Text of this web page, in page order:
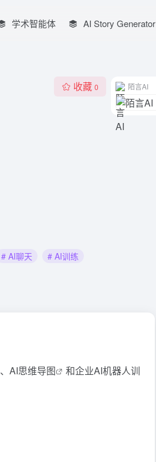
学术智能体 AI Story Generator
收藏 0
# AI聊天
# AI训练
陌言AI
、 AI思维导图
和企业AI机器人训